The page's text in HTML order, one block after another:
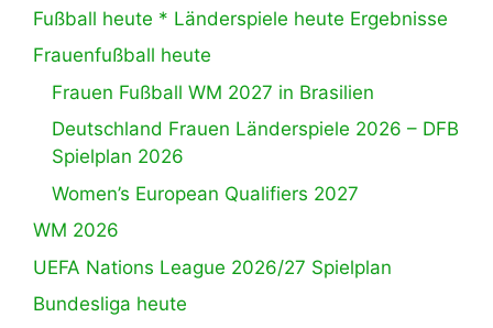
Fußball heute * Länderspiele heute Ergebnisse
Frauenfußball heute
Frauen Fußball WM 2027 in Brasilien
Deutschland Frauen Länderspiele 2026 – DFB
Spielplan 2026
Women’s European Qualifiers 2027
WM 2026
UEFA Nations League 2026/27 Spielplan
Bundesliga heute